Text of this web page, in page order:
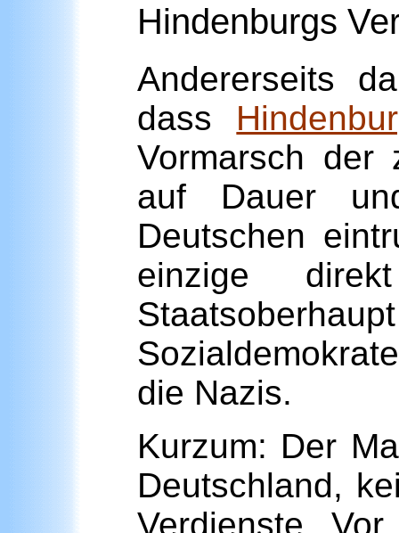
Hindenburgs
Andererseits
dass
Vormarsch der
auf Dauer
Deutschen
einzige
die Nazis.
Kurzum: Der
Deutschland,
Verdienste.